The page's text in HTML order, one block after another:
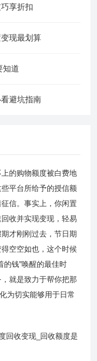
享折扣
现最划算
知道
避坑指南
的购物额度被白费地
平台所给予的授信额
信。事实上，你闲置
收并实现变现，轻易
才刚刚过去，节日期
空空如也，这个时候
的钱”唤醒的最佳时
就是致力于帮你把那
为切实能够用于日常